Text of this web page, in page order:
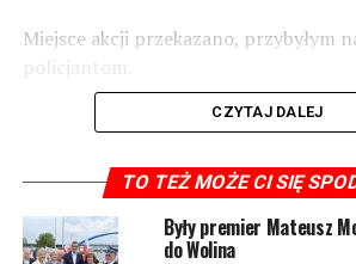
Miejsce akcji przekazano, przybyłym
POWIĄZANE TEMATY: WOLIN
CZYTAJ DALEJ
TO TEŻ MOŻE CI SIĘ
Były premier Mateusz
do Wolina